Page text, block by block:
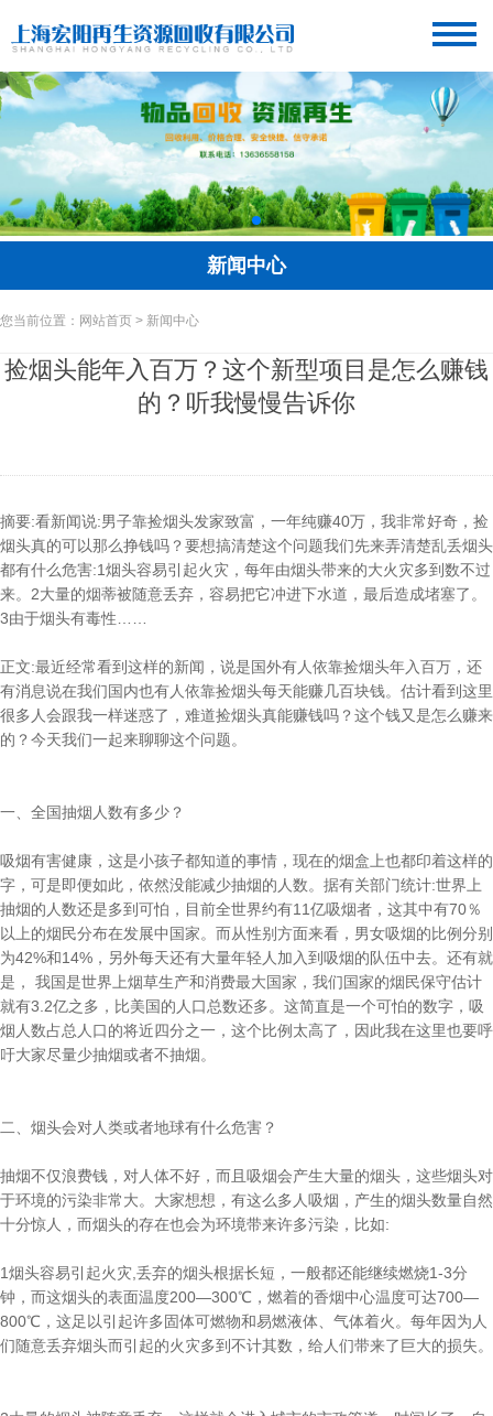
新闻中心
您当前位置：网站首页 > 新闻中心
捡烟头能年入百万？这个新型项目是怎么赚钱
的？听我慢慢告诉你
摘要:看新闻说:男子靠捡烟头发家致富，一年纯赚40万，我非常好奇，捡
烟头真的可以那么挣钱吗？要想搞清楚这个问题我们先来弄清楚乱丢烟头
都有什么危害:1烟头容易引起火灾，每年由烟头带来的大火灾多到数不过
来。2大量的烟蒂被随意丢弃，容易把它冲进下水道，最后造成堵塞了。
3由于烟头有毒性……
正文:最近经常看到这样的新闻，说是国外有人依靠捡烟头年入百万，还
有消息说在我们国内也有人依靠捡烟头每天能赚几百块钱。估计看到这里
很多人会跟我一样迷惑了，难道捡烟头真能赚钱吗？这个钱又是怎么赚来
的？今天我们一起来聊聊这个问题。
一、全国抽烟人数有多少？
吸烟有害健康，这是小孩子都知道的事情，现在的烟盒上也都印着这样的
字，可是即便如此，依然没能减少抽烟的人数。据有关部门统计:世界上
抽烟的人数还是多到可怕，目前全世界约有11亿吸烟者，这其中有70％
以上的烟民分布在发展中国家。而从性别方面来看，男女吸烟的比例分别
为42%和14%，另外每天还有大量年轻人加入到吸烟的队伍中去。还有就
是， 我国是世界上烟草生产和消费最大国家，我们国家的烟民保守估计
就有3.2亿之多，比美国的人口总数还多。这简直是一个可怕的数字，吸
烟人数占总人口的将近四分之一，这个比例太高了，因此我在这里也要呼
吁大家尽量少抽烟或者不抽烟。
二、烟头会对人类或者地球有什么危害？
抽烟不仅浪费钱，对人体不好，而且吸烟会产生大量的烟头，这些烟头对
于环境的污染非常大。大家想想，有这么多人吸烟，产生的烟头数量自然
十分惊人，而烟头的存在也会为环境带来许多污染，比如:
1烟头容易引起火灾,丢弃的烟头根据长短，一般都还能继续燃烧1-3分
钟，而这烟头的表面温度200—300℃，燃着的香烟中心温度可达700—
800℃，这足以引起许多固体可燃物和易燃液体、气体着火。每年因为人
们随意丢弃烟头而引起的火灾多到不计其数，给人们带来了巨大的损失。